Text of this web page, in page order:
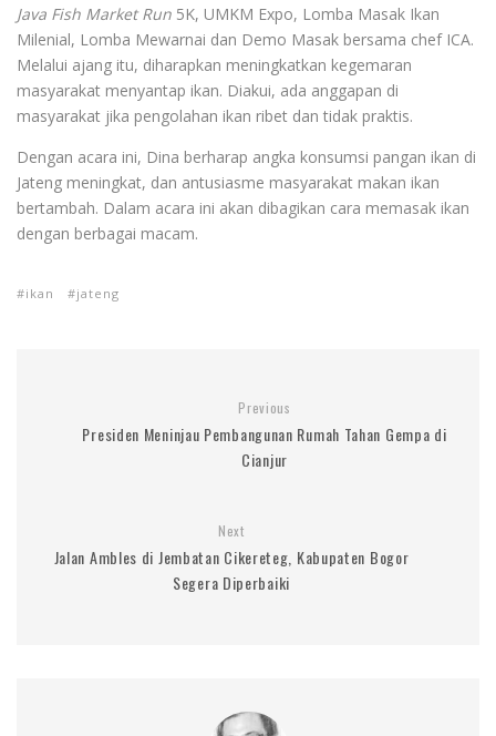
Java Fish Market Run 5K, UMKM Expo, Lomba Masak Ikan
Milenial, Lomba Mewarnai dan Demo Masak bersama chef ICA.
Melalui ajang itu, diharapkan meningkatkan kegemaran
masyarakat menyantap ikan. Diakui, ada anggapan di
masyarakat jika pengolahan ikan ribet dan tidak praktis.
Dengan acara ini, Dina berharap angka konsumsi pangan ikan di
Jateng meningkat, dan antusiasme masyarakat makan ikan
bertambah. Dalam acara ini akan dibagikan cara memasak ikan
dengan berbagai macam.
ikan jateng
Previous
Presiden Meninjau Pembangunan Rumah Tahan Gempa di
Cianjur
Next
Jalan Ambles di Jembatan Cikereteg, Kabupaten Bogor
Segera Diperbaiki